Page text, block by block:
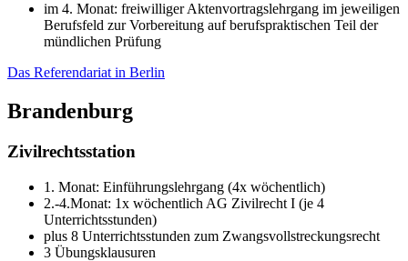
im 4. Monat: freiwilliger Aktenvortragslehrgang im jeweiligen
Berufsfeld zur Vorbereitung auf berufspraktischen Teil der
mündlichen Prüfung
Das Referendariat in Berlin
Brandenburg
Zivilrechtsstation
1. Monat: Einführungslehrgang (4x wöchentlich)
2.-4.Monat: 1x wöchentlich AG Zivilrecht I (je 4
Unterrichtsstunden)
plus 8 Unterrichtsstunden zum Zwangsvollstreckungsrecht
3 Übungsklausuren